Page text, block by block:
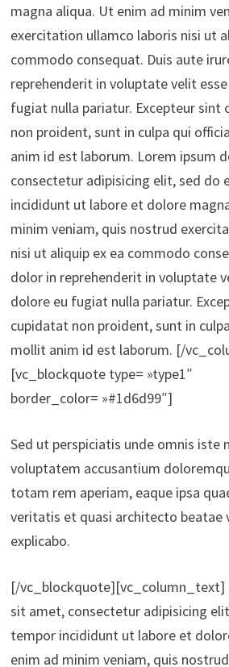
magna aliqua. Ut enim ad minim
exercitation ullamco laboris nisi ut
commodo consequat. Duis aute
reprehenderit in voluptate velit
fugiat nulla pariatur. Excepteur sint
non proident, sunt in culpa qui
anim id est laborum. Lorem ipsum
consectetur adipisicing elit, sed do
incididunt ut labore et dolore
minim veniam, quis nostrud
nisi ut aliquip ex ea commodo
dolor in reprehenderit in voluptate
dolore eu fugiat nulla pariatur.
cupidatat non proident, sunt in
mollit anim id est laborum. [/
[vc_blockquote type= »type1″
border_color= »#1d6d99″]
Sed ut perspiciatis unde omnis iste
voluptatem accusantium
totam rem aperiam, eaque ipsa
veritatis et quasi architecto beatae
explicabo.
[/vc_blockquote][vc_column_text]
sit amet, consectetur adipisicing
tempor incididunt ut labore et
enim ad minim veniam, quis